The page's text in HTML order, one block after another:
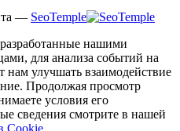
— SeoTemple
нашими
для анализа событий на
нам улучшать взаимодействие
Продолжая просмотр
условия его
сведения смотрите в нашей
Cookie.